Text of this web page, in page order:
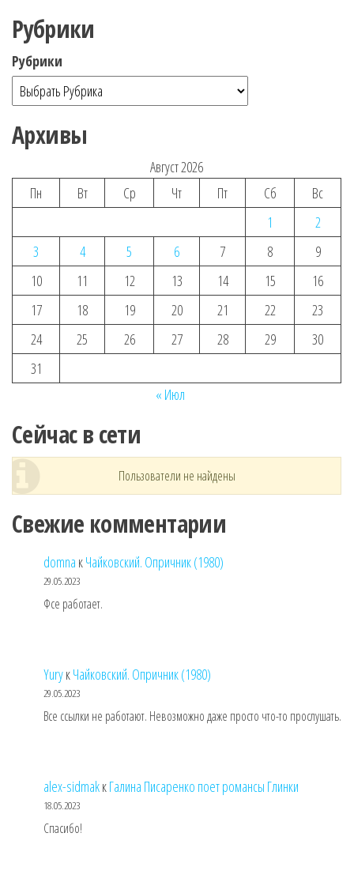
Рубрики
Рубрики
Архивы
Август 2026
Пн
Вт Ср Чт Пт Сб
Вс
1
2
3
4 5 6 7 8
9
10
11 12 13 14 15
16
17
18 19 20 21 22
23
24
25 26 27 28 29
30
31
« Июл
Сейчас в сети
Пользователи не найдены
Свежие комментарии
domna кЧайковский. Опричник (1980)
29.05.2023
Фсе работает.
YuryкЧайковский. Опричник (1980)
29.05.2023
Все ссылки не работают. Невозможно даже просто что-то прослушать.
alex-sidmakкГалина Писаренко поет романсы Глинки
18.05.2023
Спасибо!